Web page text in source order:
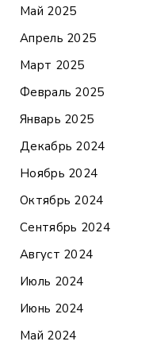
Май 2025
Апрель 2025
Март 2025
Февраль 2025
Январь 2025
Декабрь 2024
Ноябрь 2024
Октябрь 2024
Сентябрь 2024
Август 2024
Июль 2024
Июнь 2024
Май 2024